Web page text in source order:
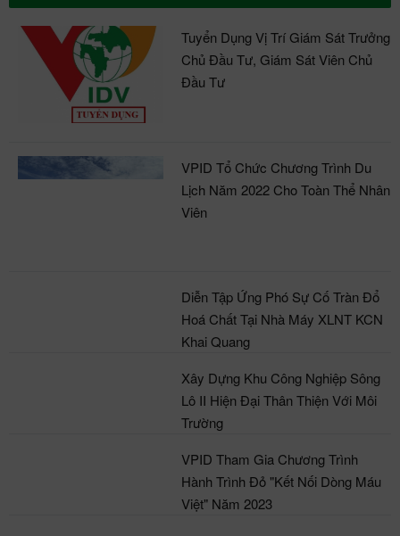
Tuyển Dụng Vị Trí Giám Sát Trưởng
Chủ Đầu Tư, Giám Sát Viên Chủ
Đầu Tư
VPID Tổ Chức Chương Trình Du
Lịch Năm 2022 Cho Toàn Thể Nhân
Viên
Diễn Tập Ứng Phó Sự Cố Tràn Đổ
Hoá Chất Tại Nhà Máy XLNT KCN
Khai Quang
Xây Dựng Khu Công Nghiệp Sông
Trường
VPID Tham Gia Chương Trình